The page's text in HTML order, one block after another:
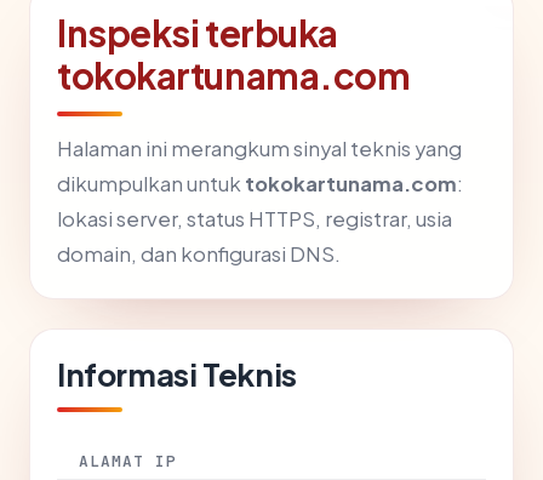
Inspeksi terbuka
tokokartunama.com
Halaman ini merangkum sinyal teknis yang
dikumpulkan untuk tokokartunama.com:
lokasi server, status HTTPS, registrar, usia
domain, dan konfigurasi DNS.
Informasi Teknis
ALAMAT IP